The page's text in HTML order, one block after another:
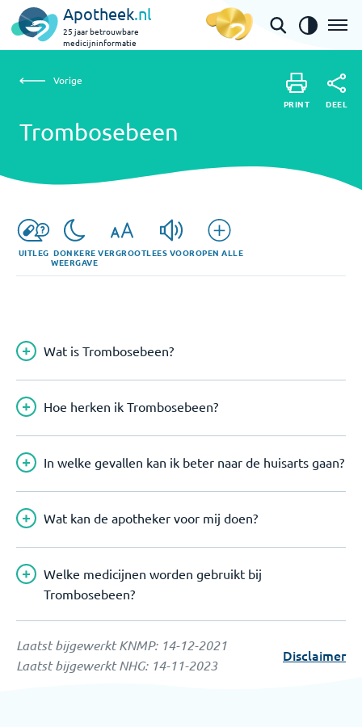
Apotheek.nl
25 jaar betrouwbare
medicijninformatie
Trombosebeen
Vorige
Trombosebeen
PRINT DEEL
UITLEG DONKERE
WEERGAVE
VERGROOTLEES VOOROPEN ALLE
Wat is Trombosebeen?
Hoe herken ik Trombosebeen?
In welke gevallen kan ik beter naar de huisarts gaan?
Wat kan de apotheker voor mij doen?
Welke medicijnen worden gebruikt bij
Trombosebeen?
Laatst bijgewerkt KNMP: 14-12-2021
Laatst bijgewerkt NHG: 14-11-2023
Disclaimer